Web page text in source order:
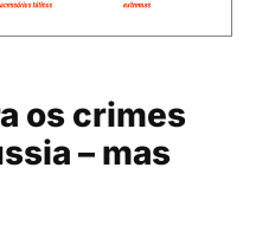
os crimes
– mas